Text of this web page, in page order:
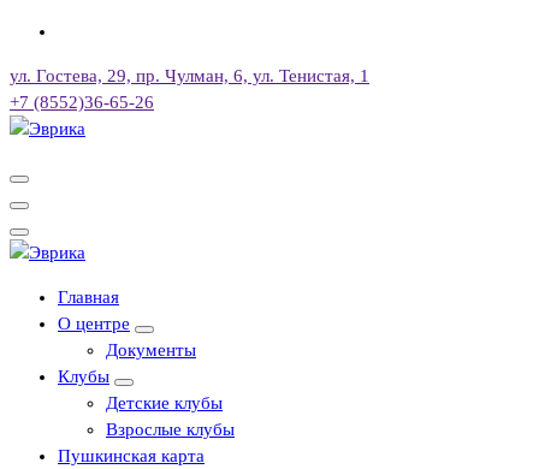
Перейти
содержимому
ул. Гостева, 29, пр. Чулман, 6, ул. Тенистая, 1
+7 (8552)36-65-26
Городской культурный центр, г. Набережные Челны
Городской культурный центр, г. Набережные Челны
Главная
О центре
Документы
Клубы
Детские клубы
Взрослые клубы
Пушкинская карта